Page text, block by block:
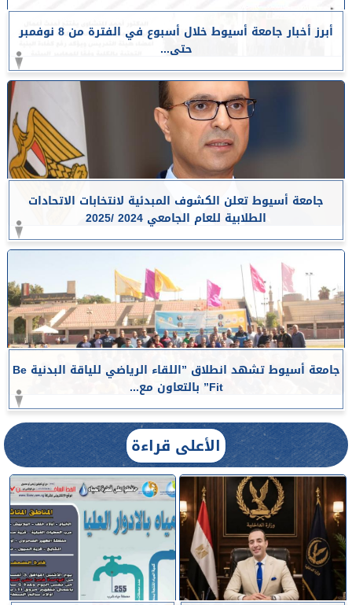
أبرز أخبار جامعة أسيوط خلال أسبوع في الفترة من 8 نوفمبر
حتى...
جامعة أسيوط تعلن الكشوف المبدئية لانتخابات الاتحادات
الطلابية للعام الجامعي 2024 /2025
جامعة أسيوط تشهد انطلاق ”اللقاء الرياضي للياقة البدنية Be
Fit” بالتعاون مع...
الأعلى قراءة